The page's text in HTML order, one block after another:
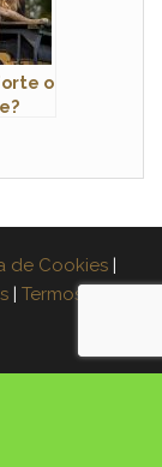
o
de Cookies
Termos de